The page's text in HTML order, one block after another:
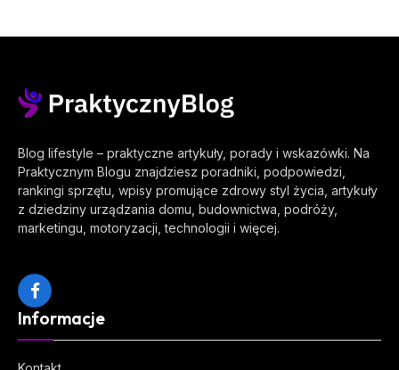
Blog lifestyle – praktyczne artykuły, porady i wskazówki. Na
Praktycznym Blogu znajdziesz poradniki, podpowiedzi,
rankingi sprzętu, wpisy promujące zdrowy styl życia, artykuły
z dziedziny urządzania domu, budownictwa, podróży,
marketingu, motoryzacji, technologii i więcej.
Facebook
Informacje